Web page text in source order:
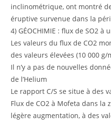
inclinométrique, ont montré
éruptive survenue dans la
4) GÉOCHIMIE : flux de SO2 à
Les valeurs du flux de CO2
des valeurs élevées (10 000 g/
Il n’y a pas de nouvelles
de l’Helium
Le rapport C/S se situe à des
Flux de CO2 à Mofeta dans la
légère augmentation, à des